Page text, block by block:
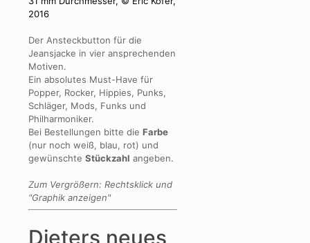
2016
Der Ansteckbutton für die
Jeansjacke in vier ansprechenden
Motiven.
Ein absolutes Must-Have für
Popper, Rocker, Hippies, Punks,
Schläger, Mods, Funks und
Philharmoniker.
Bei Bestellungen bitte die Farbe
(nur noch weiß, blau, rot) und
gewünschte Stückzahl angeben.
Zum Vergrößern: Rechtsklick und
"Graphik anzeigen"
Dieters neues